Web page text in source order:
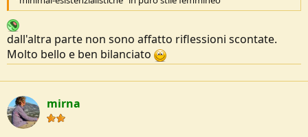
dall'altra parte non sono affatto riflessioni scontate.
Molto bello e ben bilanciato
mirna